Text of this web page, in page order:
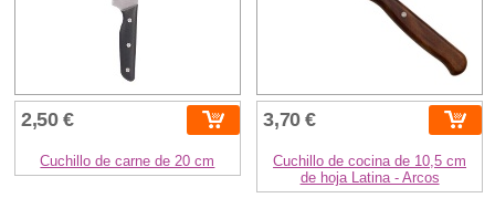
2,50 €
Cuchillo de carne de 20 cm
3,70 €
Cuchillo de cocina de 10,5 cm
de hoja Latina - Arcos